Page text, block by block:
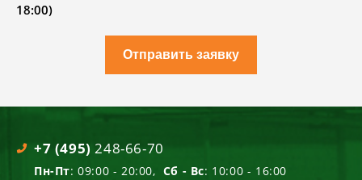
18:00)
Отправить заявку
+7 (495) 248-66-70
Пн-Пт: 09:00 - 20:00, Сб - Вс: 10:00 - 16:00